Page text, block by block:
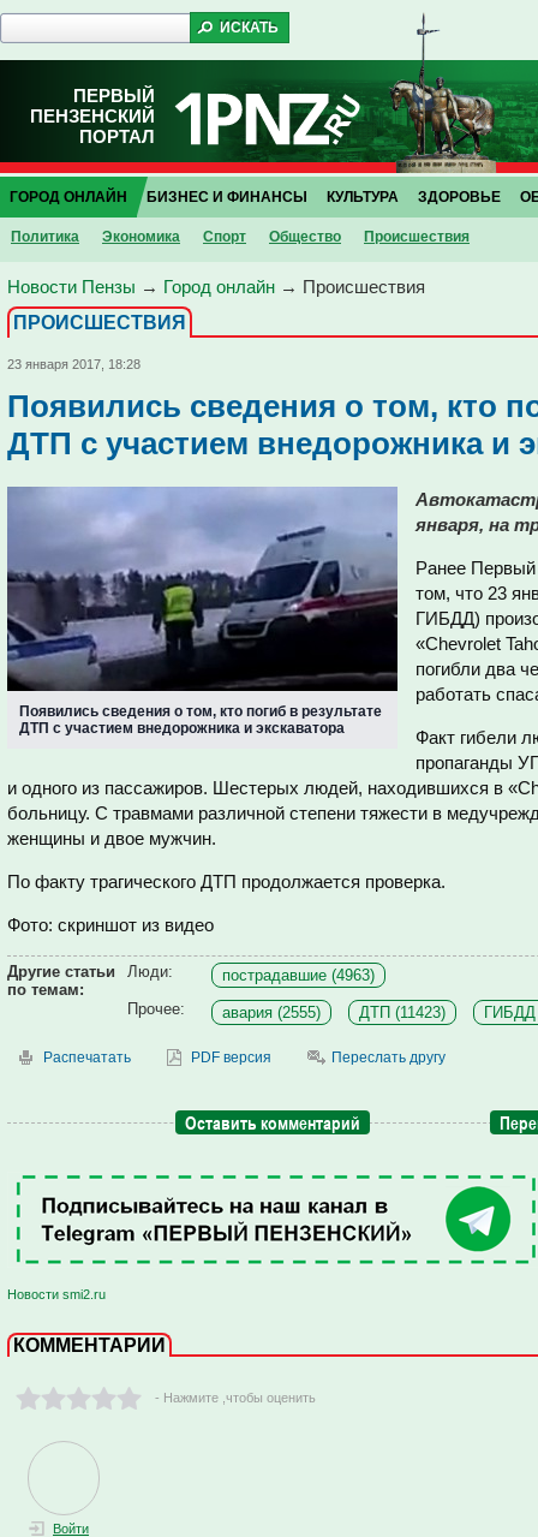
ПЕРВЫЙ
ПЕНЗЕНСКИЙ
ПОРТАЛ
ГОРОД ОНЛАЙН
Политика Экономика Спорт Общество Проиcшествия
БИЗНЕС И ФИНАНСЫ КУЛЬТУРА ЗДОРОВЬЕ
Новости Пензы → Город онлайн → Проиcшествия
ПРОИCШЕСТВИЯ
23 января 2017, 18:28
Появились сведения о том, кто
ДТП с участием внедорожника и
Появились сведения о том, кто погиб в результате
ДТП с участием внедорожника и экскаватора
января, на
Ранее Первый
том, что 23
ГИБДД)
«Chevrolet
погибли два
работать
Факт гибели
пропаганды
и одного из пассажиров. Шестерых людей, находившихся в
больницу. С травмами различной степени тяжести в
женщины и двое мужчин.
По факту трагического ДТП продолжается проверка.
Фото: скриншот из видео
Другие статьи
по темам:
Люди:
пострадавшие (4963)
Прочее:
авария (2555) ДТП (11423) ГИБДД
Распечатать PDF версия Переслать другу
Оставить комментарий
Новости smi2.ru
КОММЕНТАРИИ
- Нажмите ,чтобы оценить
Войти